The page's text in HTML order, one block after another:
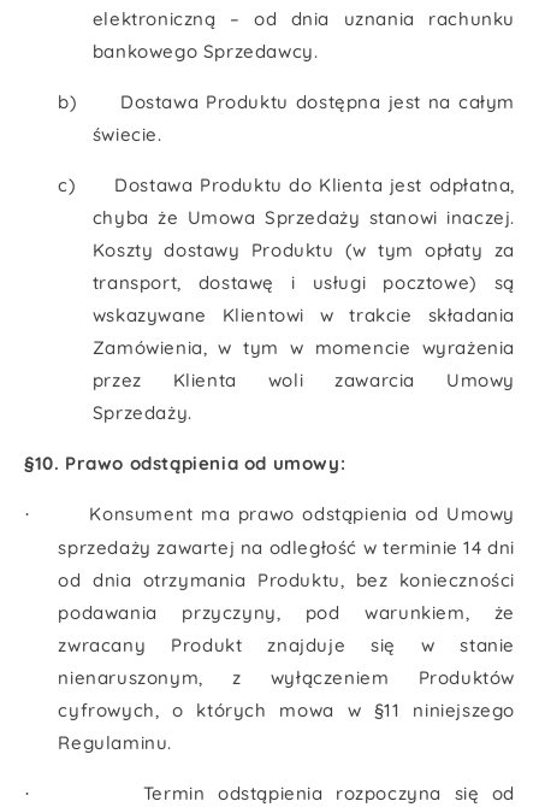
elektroniczną – od dnia uznania rachunku
bankowego Sprzedawcy.
b)
Dostawa Produktu dostępna jest na całym
świecie.
c)
Dostawa Produktu do Klienta jest odpłatna,
chyba że Umowa Sprzedaży stanowi inaczej.
Koszty dostawy Produktu (w tym opłaty za
transport, dostawę i usługi pocztowe) są
wskazywane Klientowi w trakcie składania
Zamówienia, w tym w momencie wyrażenia
przez Klienta woli zawarcia Umowy
Sprzedaży.
§10. Prawo odstąpienia od umowy:
·
Konsument ma prawo odstąpienia od Umowy
sprzedaży zawartej na odległość w terminie 14 dni
od dnia otrzymania Produktu, bez konieczności
podawania przyczyny, pod warunkiem, że
zwracany Produkt znajduje się w stanie
nienaruszonym, z wyłączeniem Produktów
cyfrowych, o których mowa w §11 niniejszego
Regulaminu.
·
Termin odstąpienia rozpoczyna się od